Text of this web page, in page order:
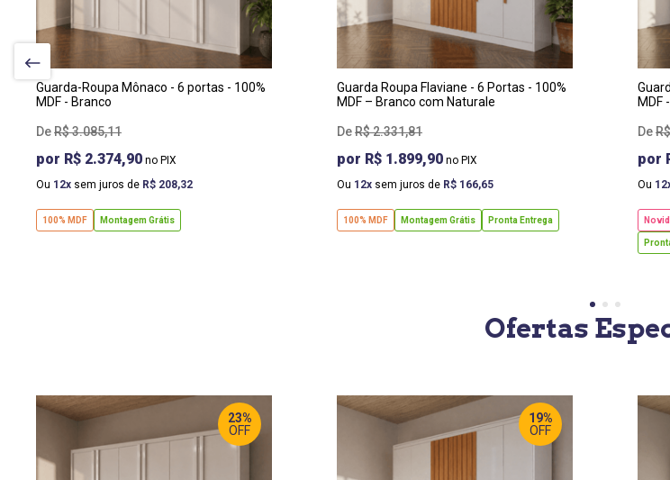
Guarda-Roupa Mônaco - 6 portas - 100%
MDF - Branco
R$3.085,11
R$ 2.374,90
Ou 12 sem juros de R$ 208,32
100% MDF Montagem Grátis
53 CM
ALTURA
Guarda Roupa Flaviane - 6 Portas - 100%
MDF – Branco com Naturale
R$2.331,81
R$ 1.899,90
Ou 12 sem juros de R$ 166,65
100% MDF Montagem Grátis Pronta Entrega
MDF
R$
Ou 12
Ofertas
23%
OFF
19%
OFF